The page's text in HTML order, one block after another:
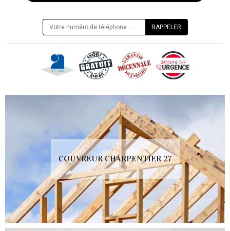
COUVREUR CHARPENTIER 27